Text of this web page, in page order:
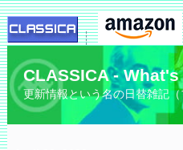
CLASSICA - What's
更新情報という名の日替雑記（